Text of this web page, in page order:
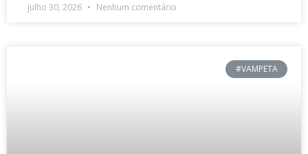
julho 30, 2026 Nenhum comentário
#VAMPETA